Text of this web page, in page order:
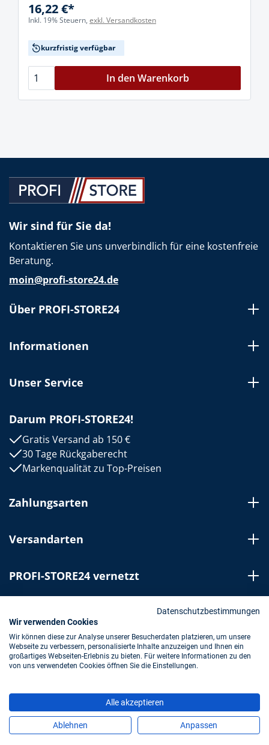
Datenschutzbestimmungen
Wir verwenden Cookies
Wir können diese zur Analyse unserer Besucherdaten platzieren, um unsere
Webseite zu verbessern, personalisierte Inhalte anzuzeigen und Ihnen ein
großartiges Webseiten-Erlebnis zu bieten. Für weitere Informationen zu den
von uns verwendeten Cookies öffnen Sie die Einstellungen.
Alle akzeptieren
Ablehnen Anpassen
16,22 €*
Inkl. 19% Steuern, exkl. Versandkosten
kurzfristig verfügbar
In den Warenkorb
Wir sind für Sie da!
Kontaktieren Sie uns unverbindlich für eine kostenfreie
Beratung.
moin@profi-store24.de
Über PROFI-STORE24
Informationen
Unser Service
Darum PROFI-STORE24!
Gratis Versand ab 150 €
30 Tage Rückgaberecht
Markenqualität zu Top-Preisen
Zahlungsarten
Versandarten
PROFI-STORE24 vernetzt
Bestellung widerrufen
Impressum AGB Datenschutz
* Alle Preise inkl. gesetzl. Mehrwertsteuer zzgl.
und ggf. Nachnahmegebühren, wenn nicht
anders angegeben.
Copyright © 2023 Hedemann GmbH & Co. KG/PROFI-STORE24